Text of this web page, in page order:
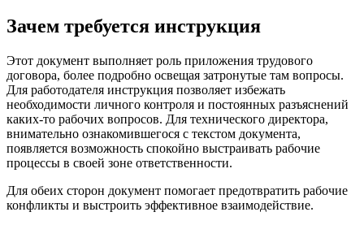
Зачем требуется инструкция
Этот документ выполняет роль приложения трудового
договора, более подробно освещая затронутые там вопросы.
Для работодателя инструкция позволяет избежать
необходимости личного контроля и постоянных разъяснений
каких-то рабочих вопросов. Для технического директора,
внимательно ознакомившегося с текстом документа,
появляется возможность спокойно выстраивать рабочие
процессы в своей зоне ответственности.
Для обеих сторон документ помогает предотвратить рабочие
конфликты и выстроить эффективное взаимодействие.